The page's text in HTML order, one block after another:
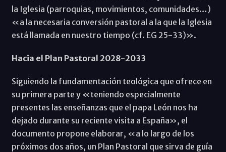
la Iglesia (parroquias, movimientos, comunidades…)
«a la necesaria conversión pastoral a la que la Iglesia
está llamada en nuestro tiempo (cf. EG 25-33)».
Hacia el Plan Pastoral 2028-2033
Siguiendo la fundamentación teológica que ofrece en
su primera parte y «teniendo especialmente
presentes las enseñanzas que el papa León nos ha
dejado durante su reciente visita a España», el
documento propone elaborar, «a lo largo de los
próximos dos años, un Plan Pastoral que sirva de guía